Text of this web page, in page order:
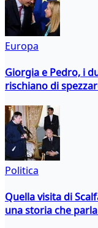
Europa
Giorgia e Pedro, i
rischiano di
Politica
Quella visita di
una storia che